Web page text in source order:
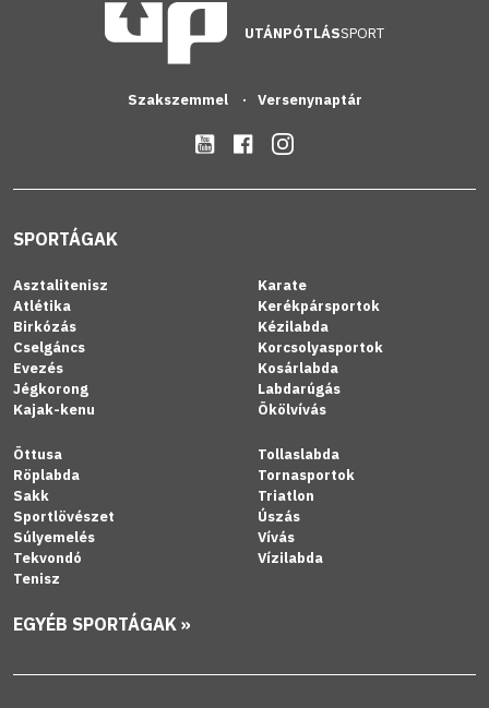
UTÁNPÓTLÁSSPORT
Szakszemmel Versenynaptár
SPORTÁGAK
Asztalitenisz
Atlétika
Birkózás
Cselgáncs
Evezés
Jégkorong
Kajak-kenu
Karate
Kerékpársportok
Kézilabda
Korcsolyasportok
Kosárlabda
Labdarúgás
Ökölvívás
Öttusa
Röplabda
Sakk
Sportlövészet
Súlyemelés
Tekvondó
Tenisz
Tollaslabda
Tornasportok
Triatlon
Úszás
Vívás
Vízilabda
EGYÉB SPORTÁGAK »